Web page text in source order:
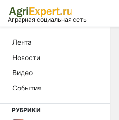
Аграрная социальная сеть
Лента
Новости
Видео
События
РУБРИКИ